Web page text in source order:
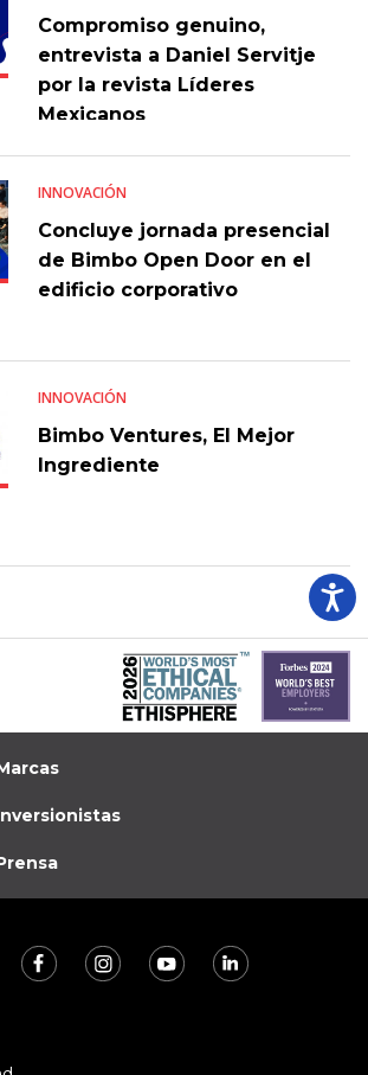
Compromiso genuino,
entrevista a Daniel Servitje
por la revista Líderes
Mexicanos
INNOVACIÓN
Concluye jornada presencial
de Bimbo Open Door en el
edificio corporativo
INNOVACIÓN
Bimbo Ventures, El Mejor
Ingrediente